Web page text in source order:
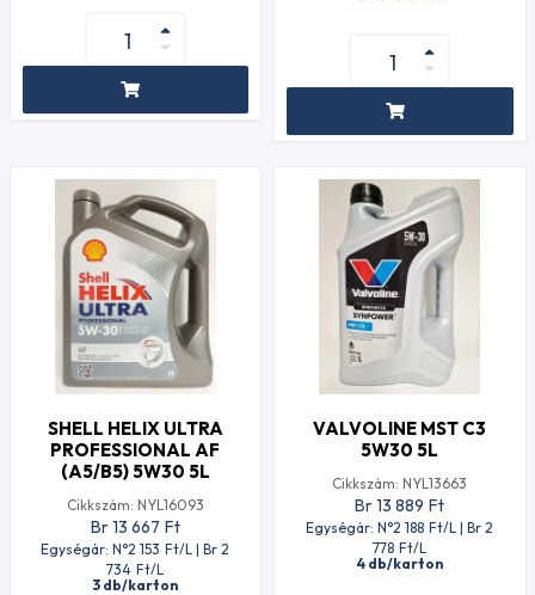
SHELL HELIX ULTRA
PROFESSIONAL AF
(A5/B5) 5W30 5L
Cikkszám: NYL16093
Br 13 667 Ft
Egységár: N°2 153 Ft/L | Br 2
734 Ft/L
3 db/karton
VALVOLINE MST C3
5W30 5L
Cikkszám: NYL13663
Br 13 889 Ft
Egységár: N°2 188 Ft/L | Br 2
778 Ft/L
4 db/karton